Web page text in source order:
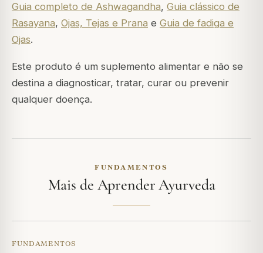
Guia completo de Ashwagandha, Guia clássico de
Rasayana, Ojas, Tejas e Prana e Guia de fadiga e
Ojas.
Este produto é um suplemento alimentar e não se
destina a diagnosticar, tratar, curar ou prevenir
qualquer doença.
FUNDAMENTOS
Mais de Aprender Ayurveda
FUNDAMENTOS